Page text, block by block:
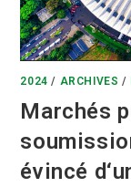
2024 / ARCHIVES /
Marchés
évincé